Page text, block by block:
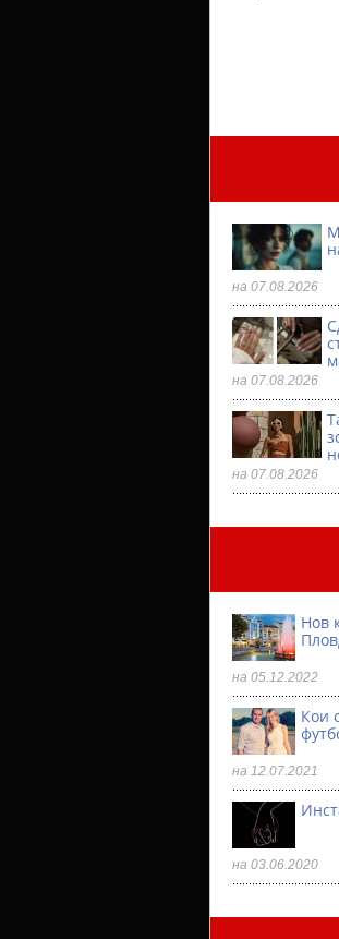
на 07.08.2026
на 07.08.2026
на 07.08.2026
Нов
на 05.12.2022
Кои
на 12.07.2021
на 03.06.2020